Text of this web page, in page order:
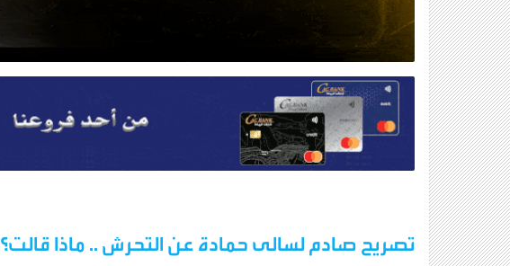
تصريح صادم لسالى حمادة عن التحرش .. ماذا قالت؟